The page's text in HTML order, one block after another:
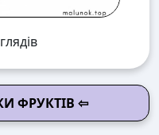
ФРУКТІВ ⇦